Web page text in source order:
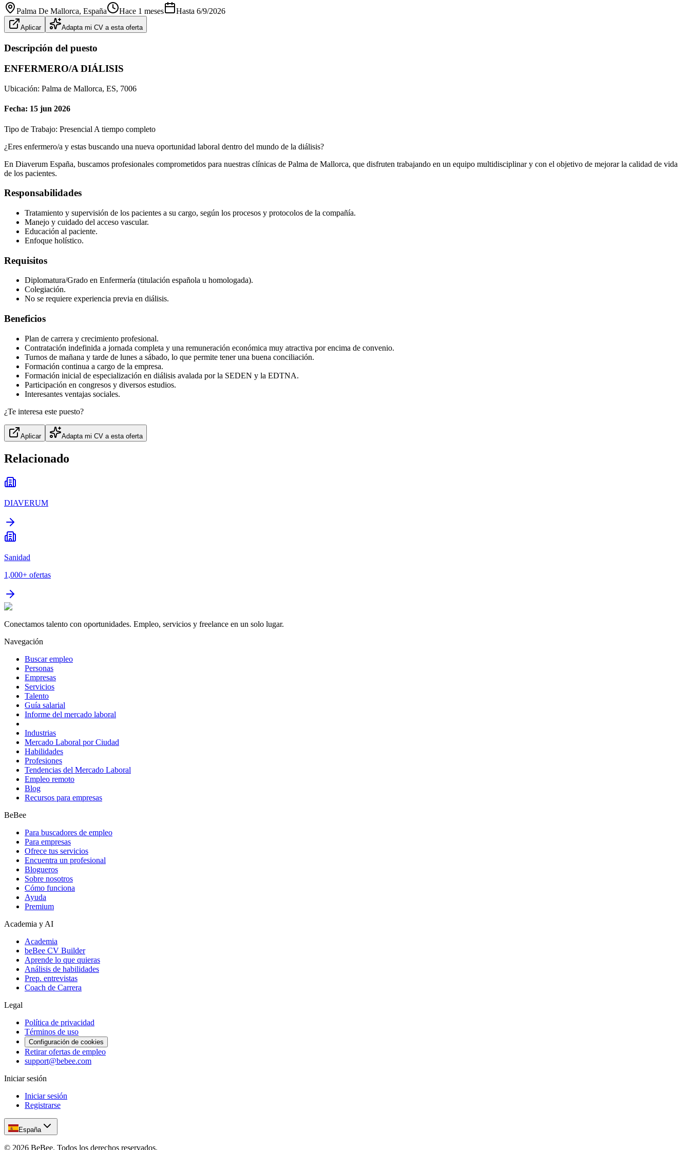
Palma De Mallorca, España Hace 1 meses Hasta 6/9/2026
Aplicar Adapta mi CV a esta oferta
Descripción del puesto
ENFERMERO/A DIÁLISIS
Ubicación: Palma de Mallorca, ES, 7006
Fecha: 15 jun 2026
Tipo de Trabajo: Presencial A tiempo completo
¿Eres enfermero/a y estas buscando una nueva oportunidad laboral dentro del mundo de la diálisis?
En Diaverum España, buscamos profesionales comprometidos para nuestras clínicas de Palma de Mallorca, que disfruten trabajando en un equipo multidisciplinar y con el objetivo de mejorar la calidad de vida
de los pacientes.
Responsabilidades
Tratamiento y supervisión de los pacientes a su cargo, según los procesos y protocolos de la compañía.
Manejo y cuidado del acceso vascular.
Educación al paciente.
Enfoque holístico.
Requisitos
Diplomatura/Grado en Enfermería (titulación española u homologada).
Colegiación.
No se requiere experiencia previa en diálisis.
Beneficios
Plan de carrera y crecimiento profesional.
Contratación indefinida a jornada completa y una remuneración económica muy atractiva por encima de convenio.
Turnos de mañana y tarde de lunes a sábado, lo que permite tener una buena conciliación.
Formación continua a cargo de la empresa.
Formación inicial de especialización en diálisis avalada por la SEDEN y la EDTNA.
Participación en congresos y diversos estudios.
Interesantes ventajas sociales.
¿Te interesa este puesto?
Aplicar Adapta mi CV a esta oferta
Relacionado
DIAVERUM
Sanidad
1,000+ ofertas
Conectamos talento con oportunidades. Empleo, servicios y freelance en un solo lugar.
Navegación
Buscar empleo
Personas
Empresas
Servicios
Talento
Guía salarial
Informe del mercado laboral
Industrias
Mercado Laboral por Ciudad
Habilidades
Profesiones
Tendencias del Mercado Laboral
Empleo remoto
Blog
Recursos para empresas
BeBee
Para buscadores de empleo
Para empresas
Ofrece tus servicios
Encuentra un profesional
Blogueros
Sobre nosotros
Cómo funciona
Ayuda
Premium
Academia y AI
Academia
beBee CV Builder
Aprende lo que quieras
Análisis de habilidades
Prep. entrevistas
Coach de Carrera
Legal
Política de privacidad
Términos de uso
Configuración de cookies
Retirar ofertas de empleo
support@bebee.com
Iniciar sesión
Iniciar sesión
Registrarse
España
© 2026 BeBee. Todos los derechos reservados.